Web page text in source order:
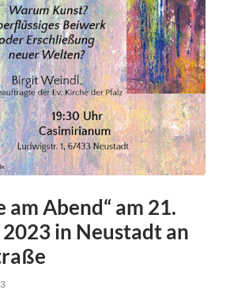
am Abend“ am 21.
in Neustadt an